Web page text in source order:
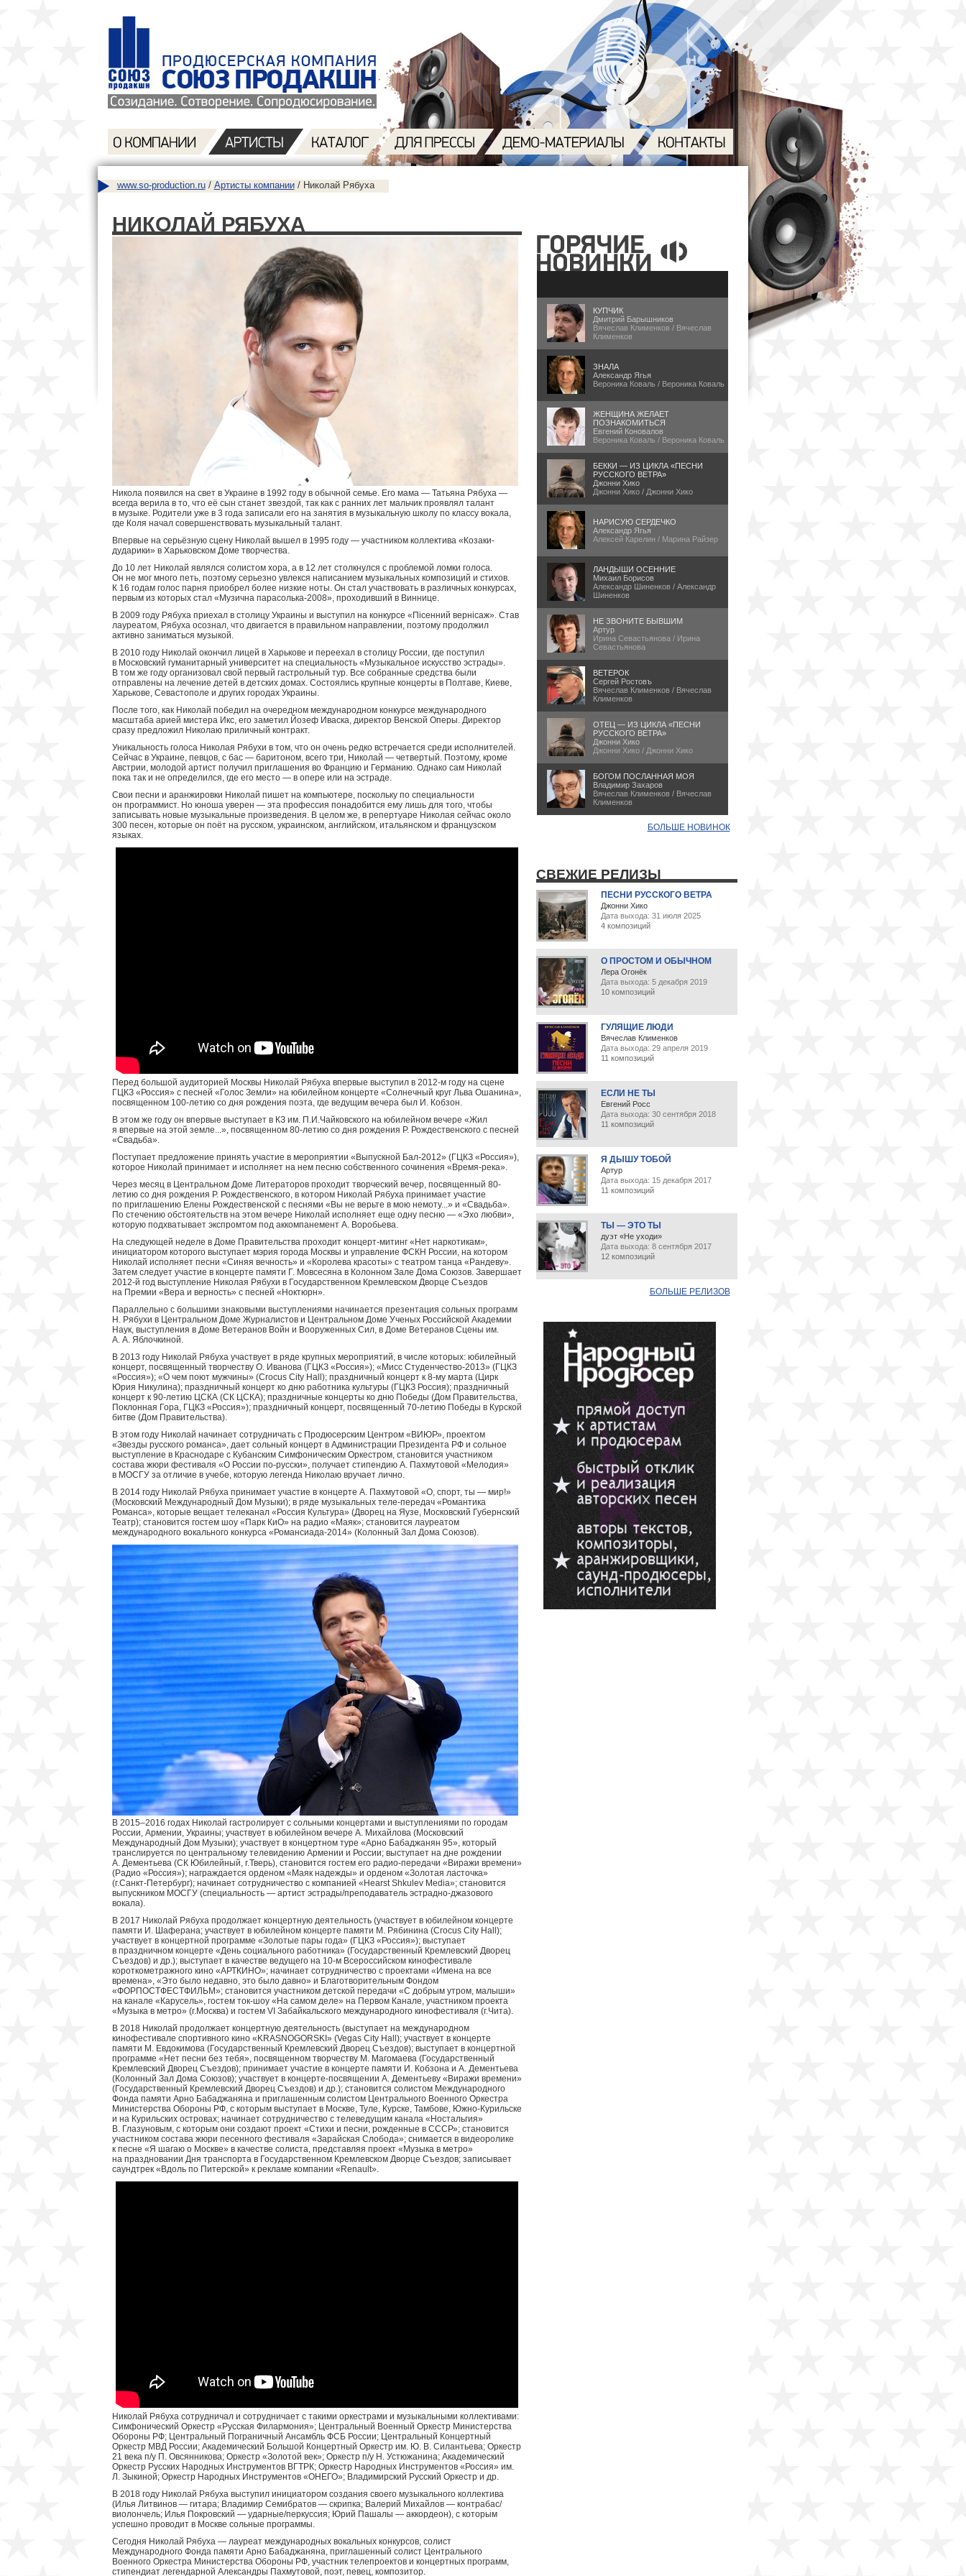
www.so-production.ru/ Артисты компании/ Николай Рябуха
НИКОЛАЙ РЯБУХА
Никола появился на свет в Украине в 1992 году в обычной семье. Его мама — Татьяна Рябуха —
всегда верила в то, что её сын станет звездой, так как с ранних лет мальчик проявлял талант
в музыке. Родители уже в 3 года записали его на занятия в музыкальную школу по классу вокала,
где Коля начал совершенствовать музыкальный талант.
Впервые на серьёзную сцену Николай вышел в 1995 году — участником коллектива «Козаки-
дударики» в Харьковском Доме творчества.
До 10 лет Николай являлся солистом хора, а в 12 лет столкнулся с проблемой ломки голоса.
Он не мог много петь, поэтому серьезно увлекся написанием музыкальных композиций и стихов.
К 16 годам голос парня приобрел более низкие ноты. Он стал участвовать в различных конкурсах,
первым из которых стал «Музична парасолька-2008», проходивший в Виннице.
В 2009 году Рябуха приехал в столицу Украины и выступил на конкурсе «Пiсенний вернiсаж». Став
лауреатом, Рябуха осознал, что двигается в правильном направлении, поэтому продолжил
активно заниматься музыкой.
В 2010 году Николай окончил лицей в Харькове и переехал в столицу России, где поступил
в Московский гуманитарный университет на специальность «Музыкальное искусство эстрады».
В том же году организовал свой первый гастрольный тур. Все собранные средства были
отправлены на лечение детей в детских домах. Состоялись крупные концерты в Полтаве, Киеве,
Харькове, Севастополе и других городах Украины.
После того, как Николай победил на очередном международном конкурсе международного
масштаба арией мистера Икс, его заметил Йозеф Иваска, директор Венской Оперы. Директор
сразу предложил Николаю приличный контракт.
Уникальность голоса Николая Рябухи в том, что он очень редко встречается среди исполнителей.
Сейчас в Украине, певцов, с бас — баритоном, всего три, Николай — четвертый. Поэтому, кроме
Австрии, молодой артист получил приглашения во Францию и Германию. Однако сам Николай
пока так и не определился, где его место — в опере или на эстраде.
Свои песни и аранжировки Николай пишет на компьютере, поскольку по специальности
он программист. Но юноша уверен — эта профессия понадобится ему лишь для того, чтобы
записывать новые музыкальные произведения. В целом же, в репертуаре Николая сейчас около
300 песен, которые он поёт на русском, украинском, английском, итальянском и французском
языках.
Перед большой аудиторией Москвы Николай Рябуха впервые выступил в 2012-м году на сцене
ГЦКЗ «Россия» с песней «Голос Земли» на юбилейном концерте «Солнечный круг Льва Ошанина»,
посвященном 100-летию со дня рождения поэта, где ведущим вечера был И. Кобзон.
В этом же году он впервые выступает в КЗ им. П.И.Чайковского на юбилейном вечере «Жил
я впервые на этой земле...», посвященном 80-летию со дня рождения Р. Рождественского с песней
«Свадьба».
Поступает предложение принять участие в мероприятии «Выпускной Бал-2012» (ГЦКЗ «Россия»),
которое Николай принимает и исполняет на нем песню собственного сочинения «Время-река».
Через месяц в Центральном Доме Литераторов проходит творческий вечер, посвященный 80-
летию со дня рождения Р. Рождественского, в котором Николай Рябуха принимает участие
по приглашению Елены Рождественской с песнями «Вы не верьте в мою немоту...» и «Свадьба».
По стечению обстоятельств на этом вечере Николай исполняет еще одну песню — «Эхо любви»,
которую подхватывает экспромтом под аккомпанемент А. Воробьева.
На следующей неделе в Доме Правительства проходит концерт-митинг «Нет наркотикам»,
инициатором которого выступает мэрия города Москвы и управление ФСКН России, на котором
Николай исполняет песни «Синяя вечность» и «Королева красоты» с театром танца «Рандеву».
Затем следует участие в концерте памяти Г. Мовсесяна в Колонном Зале Дома Союзов. Завершает
2012-й год выступление Николая Рябухи в Государственном Кремлевском Дворце Съездов
на Премии «Вера и верность» с песней «Ноктюрн».
Параллельно с большими знаковыми выступлениями начинается презентация сольных программ
Н. Рябухи в Центральном Доме Журналистов и Центральном Доме Ученых Российской Академии
Наук, выступления в Доме Ветеранов Войн и Вооруженных Сил, в Доме Ветеранов Сцены им.
А. А. Яблочкиной.
В 2013 году Николай Рябуха участвует в ряде крупных мероприятий, в числе которых: юбилейный
концерт, посвященный творчеству О. Иванова (ГЦКЗ «Россия»); «Мисс Студенчество-2013» (ГЦКЗ
«Россия»); «О чем поют мужчины» (Crocus City Hall); праздничный концерт к 8-му марта (Цирк
Юрия Никулина); праздничный концерт ко дню работника культуры (ГЦКЗ Россия); праздничный
концерт к 90-летию ЦСКА (СК ЦСКА); праздничные концерты ко дню Победы (Дом Правительства,
Поклонная Гора, ГЦКЗ «Россия»); праздничный концерт, посвященный 70-летию Победы в Курской
битве (Дом Правительства).
В этом году Николай начинает сотрудничать с Продюсерским Центром «ВИЮР», проектом
«Звезды русского романса», дает сольный концерт в Администрации Президента РФ и сольное
выступление в Краснодаре с Кубанским Симфоническим Оркестром, становится участником
состава жюри фестиваля «О России по-русски», получает стипендию А. Пахмутовой «Мелодия»
в МОСГУ за отличие в учебе, которую легенда Николаю вручает лично.
В 2014 году Николай Рябуха принимает участие в концерте А. Пахмутовой «О, спорт, ты — мир!»
(Московский Международный Дом Музыки); в ряде музыкальных теле-передач «Романтика
Романса», которые вещает телеканал «Россия Культура» (Дворец на Яузе, Московский Губернский
Театр); становится гостем шоу «Парк КиО» на радио «Маяк»; становится лауреатом
международного вокального конкурса «Романсиада-2014» (Колонный Зал Дома Союзов).
В 2015–2016 годах Николай гастролирует с сольными концертами и выступлениями по городам
России, Армении, Украины; участвует в юбилейном вечере А. Михайлова (Московский
Международный Дом Музыки); участвует в концертном туре «Арно Бабаджанян 95», который
транслируется по центральному телевидению Армении и России; выступает на дне рождении
А. Дементьева (СК Юбилейный, г.Тверь), становится гостем его радио-передачи «Виражи времени»
(Радио «Россия»); награждается орденом «Маяк надежды» и орденом «Золотая ласточка»
(г.Санкт-Петербург); начинает сотрудничество с компанией «Hearst Shkulev Media»; становится
выпускником МОСГУ (специальность — артист эстрады/преподаватель эстрадно-джазового
вокала).
В 2017 Николай Рябуха продолжает концертную деятельность (участвует в юбилейном концерте
памяти И. Шаферана; участвует в юбилейном концерте памяти М. Рябинина (Crocus City Hall);
участвует в концертной программе «Золотые пары года» (ГЦКЗ «Россия»); выступает
в праздничном концерте «День социального работника» (Государственный Кремлевский Дворец
Съездов) и др.); выступает в качестве ведущего на 10-м Всероссийском кинофестивале
короткометражного кино «АРТКИНО»; начинает сотрудничество с проектами «Имена на все
времена», «Это было недавно, это было давно» и Благотворительным Фондом
«ФОРПОСТФЕСТФИЛЬМ»; становится участником детской передачи «С добрым утром, малыши»
на канале «Карусель», гостем ток-шоу «На самом деле» на Первом Канале, участником проекта
«Музыка в метро» (г.Москва) и гостем VI Забайкальского международного кинофестиваля (г.Чита).
В 2018 Николай продолжает концертную деятельность (выступает на международном
кинофестивале спортивного кино «KRASNOGORSKI» (Vegas City Hall); участвует в концерте
памяти М. Евдокимова (Государственный Кремлевский Дворец Съездов); выступает в концертной
программе «Нет песни без тебя», посвященном творчеству М. Магомаева (Государственный
Кремлевский Дворец Съездов); принимает участие в концерте памяти И. Кобзона и А. Дементьева
(Колонный Зал Дома Союзов); участвует в концерте-посвящении А. Дементьеву «Виражи времени»
(Государственный Кремлевский Дворец Съездов) и др.); становится солистом Международного
Фонда памяти Арно Бабаджаняна и приглашенным солистом Центрального Военного Оркестра
Министерства Обороны РФ, с которым выступает в Москве, Туле, Курске, Тамбове, Южно-Курильске
и на Курильских островах; начинает сотрудничество с телеведущим канала «Ностальгия»
В. Глазуновым, с которым они создают проект «Стихи и песни, рожденные в СССР»; становится
участником состава жюри песенного фестиваля «Зарайская Слобода»; снимается в видеоролике
к песне «Я шагаю о Москве» в качестве солиста, представляя проект «Музыка в метро»
на праздновании Дня транспорта в Государственном Кремлевском Дворце Съездов; записывает
саундтрек «Вдоль по Питерской» к рекламе компании «Renault».
Николай Рябуха сотрудничал и сотрудничает с такими оркестрами и музыкальными коллективами:
Симфонический Оркестр «Русская Филармония»; Центральный Военный Оркестр Министерства
Обороны РФ; Центральный Пограничный Ансамбль ФСБ России; Центральный Концертный
Оркестр МВД России; Академический Большой Концертный Оркестр им. Ю. В. Силантьева; Оркестр
21 века п/у П. Овсянникова; Оркестр «Золотой век»; Оркестр п/у Н. Устюжанина; Академический
Оркестр Русских Народных Инструментов ВГТРК; Оркестр Народных Инструментов «Россия» им.
Л. Зыкиной; Оркестр Народных Инструментов «ОНЕГО»; Владимирский Русский Оркестр и др.
В 2018 году Николай Рябуха выступил инициатором создания своего музыкального коллектива
(Илья Литвинов — гитара; Владимир Семибратов — скрипка; Валерий Михайлов — контрабас/
виолончель; Илья Покровский — ударные/перкуссия; Юрий Пашалы — аккордеон), с которым
успешно проводит в Москве сольные программы.
Сегодня Николай Рябуха — лауреат международных вокальных конкурсов, солист
Международного Фонда памяти Арно Бабаджаняна, приглашенный солист Центрального
Военного Оркестра Министерства Обороны РФ, участник телепроектов и концертных программ,
стипендиат легендарной Александры Пахмутовой, поэт, певец, композитор.
КУПЧИК
Дмитрий Барышников
Вячеслав Клименков / Вячеслав
Клименков
ЗНАЛА
Александр Ягья
Вероника Коваль / Вероника Коваль
ЖЕНЩИНА ЖЕЛАЕТ
ПОЗНАКОМИТЬСЯ
Евгений Коновалов
Вероника Коваль / Вероника Коваль
БЕККИ — ИЗ ЦИКЛА «ПЕСНИ
РУССКОГО ВЕТРА»
Джонни Хико
Джонни Хико / Джонни Хико
НАРИСУЮ СЕРДЕЧКО
Александр Ягья
Алексей Карелин / Марина Райзер
ЛАНДЫШИ ОСЕННИЕ
Михаил Борисов
Александр Шиненков / Александр
Шиненков
НЕ ЗВОНИТЕ БЫВШИМ
Артур
Ирина Севастьянова / Ирина
Севастьянова
ВЕТЕРОК
Сергей Ростовъ
Вячеслав Клименков / Вячеслав
Клименков
ОТЕЦ — ИЗ ЦИКЛА «ПЕСНИ
РУССКОГО ВЕТРА»
Джонни Хико
Джонни Хико / Джонни Хико
БОГОМ ПОСЛАННАЯ МОЯ
Владимир Захаров
Вячеслав Клименков / Вячеслав
Клименков
БОЛЬШЕ НОВИНОК
СВЕЖИЕ РЕЛИЗЫ
ПЕСНИ РУССКОГО ВЕТРА
Джонни Хико
Дата выхода: 31 июля 2025
4 композиций
О ПРОСТОМ И ОБЫЧНОМ
Лера Огонёк
Дата выхода: 5 декабря 2019
10 композиций
ГУЛЯЩИЕ ЛЮДИ
Вячеслав Клименков
Дата выхода: 29 апреля 2019
11 композиций
ЕСЛИ НЕ ТЫ
Евгений Росс
Дата выхода: 30 сентября 2018
11 композиций
Я ДЫШУ ТОБОЙ
Артур
Дата выхода: 15 декабря 2017
11 композиций
ТЫ — ЭТО ТЫ
дуэт «Не уходи»
Дата выхода: 8 сентября 2017
12 композиций
БОЛЬШЕ РЕЛИЗОВ